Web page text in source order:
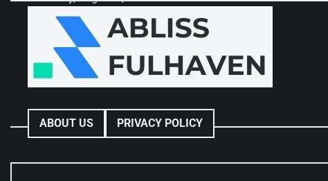
ABOUT US PRIVACY POLICY